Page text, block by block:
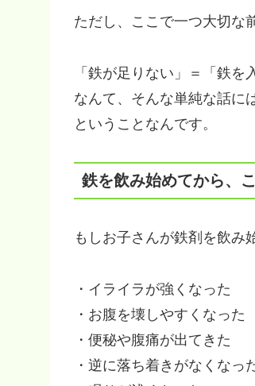
ただし、ここで一つ大切な
「鉄が足りない」＝「鉄を
なんて、そんな単純な話に
ということなんです。
鉄を飲み始めてから、
もしお子さんが鉄剤を飲み
・イライラが強くなった
・お腹を壊しやすくなった
・便秘や腹痛が出てきた
・逆に落ち着きがなくなっ